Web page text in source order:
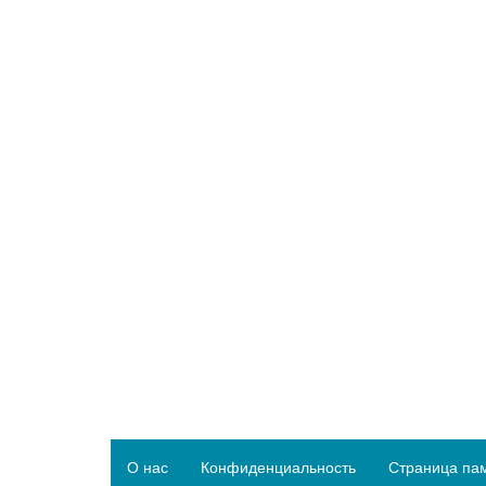
О нас Конфиденциальность Страница